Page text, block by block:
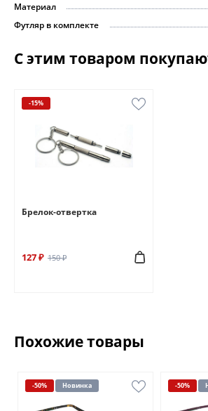
Материал
Футляр в комплекте
С этим товаром
-15%
Брелок-отвертка
127 ₽ 150 ₽
Похожие товары
-50% Новинка -50%